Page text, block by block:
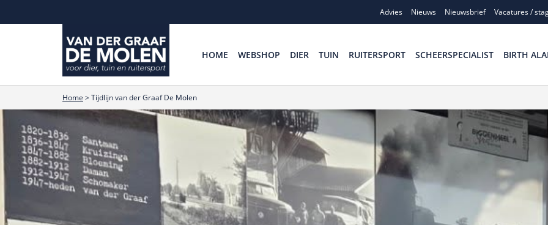
Advies Nieuws Nieuwsbrief Vacatures /
HOME WEBSHOP DIER TUIN RUITERSPORT SCHEERSPECIALIST BIRTH
Home >Tijdlijn van der Graaf De Molen